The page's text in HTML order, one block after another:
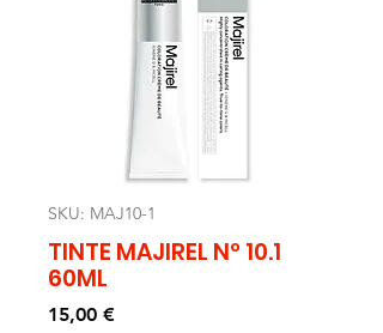
SKU: MAJ10-1
TINTE MAJIREL Nº 10.1
60ML
15,00 €Precio